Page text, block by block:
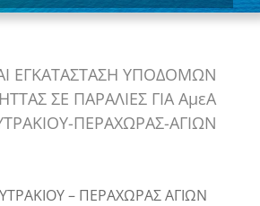
ΕΓΚΑΤΑΣΤΑΣΗ ΥΠΟΔΟΜΩΝ
ΣΕ ΠΑΡΑΛΙΕΣ ΓΙΑ ΑμεΑ
ΠΕΡΑΧΩΡΑΣ-ΑΓΙΩΝ
– ΠΕΡΑΧΩΡΑΣ ΑΓΙΩΝ